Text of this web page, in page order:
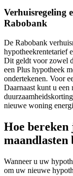
Verhuisregeling
Rabobank
De Rabobank
hypotheekrentetarief
Dit geldt voor zowel
een Plus hypotheek
ondertekenen. Voor
Daarnaast kunt u
nieuwe woning
Hoe bereken
maandlasten
Wanneer u uw
om uw nieuwe